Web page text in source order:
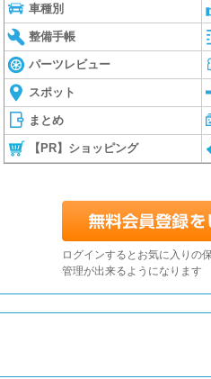
車種別
整備手帳
パーツレビュー
スポット
まとめ
【PR】ショッピング
ログインするとお気に入りの
管理が出来るようになります